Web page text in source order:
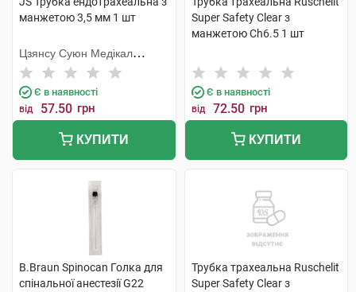
манжетою 3,5 мм 1 шт
Цзянсу Суюн Медікал
Метіріалс
Є в наявності
від 57.50 грн
КУПИТИ
Super Safety Clear з
манжетою Ch6.5 1 шт
Є в наявності
від 72.50 грн
КУПИТИ
B.Braun Spinocan Голка для
спінальної анестезії G22
Трубка трахеальна Ruschelit
Super Safety Clear з